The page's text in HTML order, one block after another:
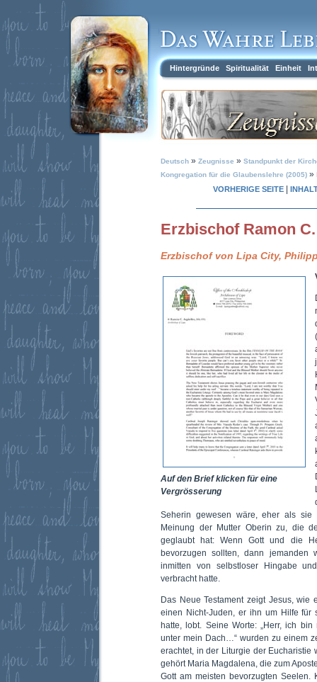
Hintergründe Spiritualität Einheit
Deutsch » Zeugnisse » Standpunkt der
Kongregation für die Glaubenslehre (2005) »
VORHERIGE SEITE|
Erzbischof Ramon
Erzbischof von Lipa City,
Auf den Brief klicken für eine
Vergrösserung
Seherin gewesen wäre, eher als sie
Meinung der Mutter Oberin zu, die
geglaubt hat: Wenn Gott und die
bevorzugen sollten, dann
inmitten von selbstloser Hingabe
verbracht hatte.
Das Neue Testament zeigt Jesus, wie
einen Nicht-Juden, er ihn um Hilfe für
hatte, lobt. Seine Worte: „Herr, ich
unter mein Dach…“ wurden zu einem
erachtet, in der Liturgie der Eucharistie
gehört Maria Magdalena, die zum
Gott am meisten bevorzugten